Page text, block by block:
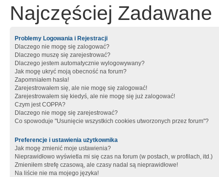
Najczęściej Zadawane
Problemy Logowania i Rejestracji
Dlaczego nie mogę się zalogować?
Dlaczego muszę się zarejestrować?
Dlaczego jestem automatycznie wylogowywany?
Jak mogę ukryć moją obecność na forum?
Zapomniałem hasła!
Zarejestrowałem się, ale nie mogę się zalogować!
Zarejestrowałem się kiedyś, ale nie mogę się już zalogować!
Czym jest COPPA?
Dlaczego nie mogę się zarejestrować?
Co spowoduje "Usunięcie wszystkich cookies utworzonych przez forum"?
Preferencje i ustawienia użytkownika
Jak mogę zmienić moje ustawienia?
Nieprawidłowo wyświetla mi się czas na forum (w postach, w profilach, itd.)
Zmieniłem strefę czasową, ale czasy nadal są nieprawidłowe!
Na liście nie ma mojego języka!